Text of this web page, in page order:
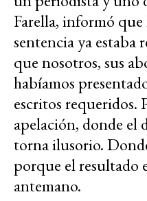
Farella, informó que
sentencia ya estaba
que nosotros, sus
habíamos
escritos requeridos.
apelación, donde el
torna ilusorio.
porque el resultado
antemano.